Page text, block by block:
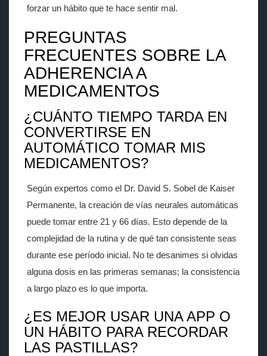
forzar un hábito que te hace sentir mal.
PREGUNTAS
FRECUENTES SOBRE LA
ADHERENCIA A
MEDICAMENTOS
¿CUÁNTO TIEMPO TARDA EN
CONVERTIRSE EN
AUTOMÁTICO TOMAR MIS
MEDICAMENTOS?
Según expertos como el Dr. David S. Sobel de Kaiser
Permanente, la creación de vías neurales automáticas
puede tomar entre 21 y 66 días. Esto depende de la
complejidad de la rutina y de qué tan consistente seas
durante ese período inicial. No te desanimes si olvidas
alguna dosis en las primeras semanas; la consistencia
a largo plazo es lo que importa.
¿ES MEJOR USAR UNA APP O
UN HÁBITO PARA RECORDAR
LAS PASTILLAS?